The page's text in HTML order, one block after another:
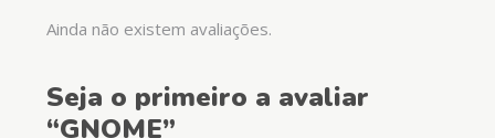
Ainda não existem avaliações.
Seja o primeiro a avaliar
“GNOME”